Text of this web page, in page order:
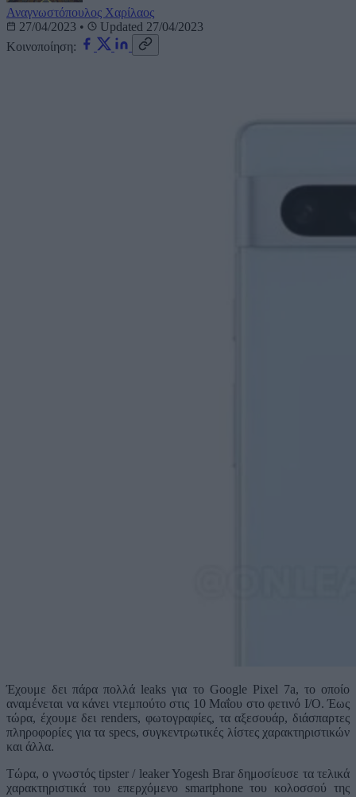
Αναγνωστόπουλος Χαρίλαος
27/04/2023 •
Updated 27/04/2023
Κοινοποίηση:
Έχουμε δει πάρα πολλά leaks για το Google Pixel 7a, το οποίο
αναμένεται να κάνει ντεμπούτο στις 10 Μαΐου στο φετινό I/O. Έως
τώρα, έχουμε δει renders, φωτογραφίες, τα αξεσουάρ, διάσπαρτες
πληροφορίες για τα specs, συγκεντρωτικές λίστες χαρακτηριστικών
και άλλα.
Τώρα, ο γνωστός tipster / leaker Yogesh Brar δημοσίευσε τα τελικά
χαρακτηριστικά του επερχόμενο smartphone του κολοσσού της